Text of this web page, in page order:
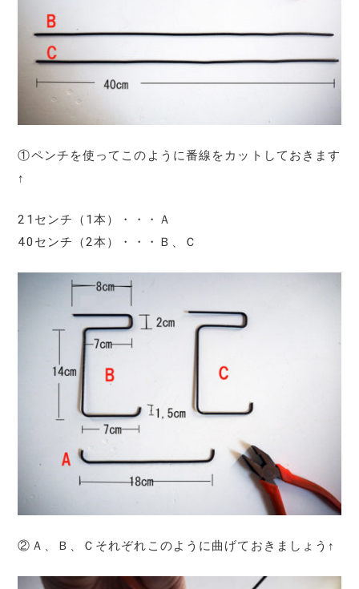
①ペンチを使ってこのように番線をカットしておきます
↑
21センチ（1本）・・・Ａ
40センチ（2本）・・・Ｂ、Ｃ
②Ａ、Ｂ、Ｃそれぞれこのように曲げておきましょう↑